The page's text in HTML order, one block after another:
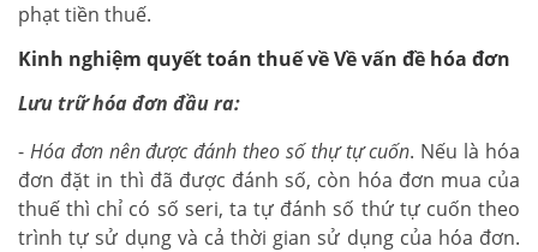
phạt tiền thuế.
Kinh nghiệm quyết toán thuế về Về vấn đề hóa đơn
Lưu trữ hóa đơn đầu ra:
- Hóa đơn nên được đánh theo số thự tự cuốn. Nếu là hóa
đơn đặt in thì đã được đánh số, còn hóa đơn mua của
thuế thì chỉ có số seri, ta tự đánh số thứ tự cuốn theo
trình tự sử dụng và cả thời gian sử dụng của hóa đơn.